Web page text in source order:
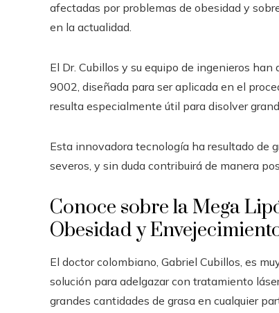
afectadas por problemas de obesidad y
en la actualidad.
El Dr. Cubillos y su equipo de ingenieros
9002, diseñada para ser aplicada en el
resulta especialmente útil para disolver
Esta innovadora tecnología ha resultado de
severos, y sin duda contribuirá de manera
Conoce sobre la Mega
Obesidad y
El doctor colombiano, Gabriel Cubillos, es
solución para adelgazar con tratamiento
grandes cantidades de grasa en cualquier